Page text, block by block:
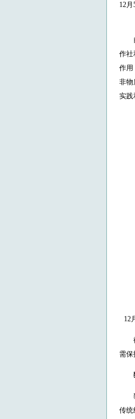
12
作社
作用
非物
实践
12
需保
传统